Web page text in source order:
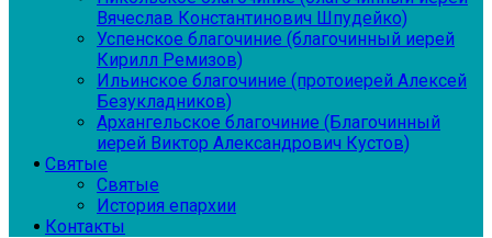
Вячеслав Константинович Шпудейко)
Успенское благочиние (благочинный иерей
Кирилл Ремизов)
Ильинское благочиние (протоиерей Алексей
Безукладников)
Архангельское благочиние (Благочинный
иерей Виктор Александрович Кустов)
Святые
Святые
История епархии
Контакты